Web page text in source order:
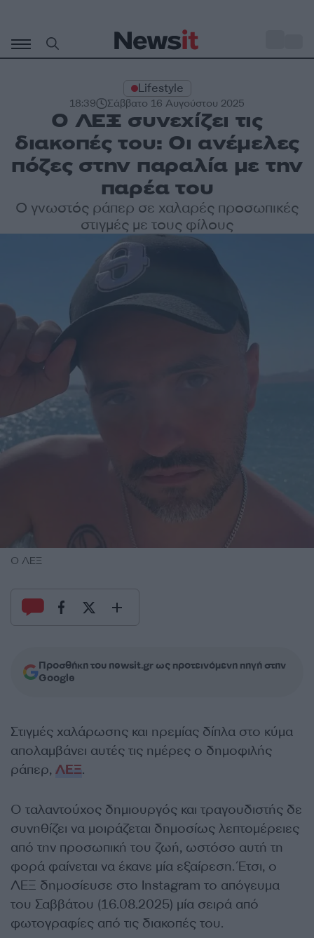
περιεχόμενο
Lifestyle
18:39 Σάββατο 16 Αυγούστου 2025
Ο ΛΕΞ συνεχίζει τις
διακοπές του: Οι ανέμελες
πόζες στην παραλία με την
παρέα του
Ο γνωστός ράπερ σε χαλαρές προσωπικές
στιγμές με τους φίλους
Ο ΛΕΞ
Προσθήκη του newsit.gr ως προτεινόμενη πηγή στην
Google
Στιγμές χαλάρωσης και ηρεμίας δίπλα στο κύμα
απολαμβάνει αυτές τις ημέρες ο δημοφιλής
ράπερ, ΛΕΞ.
Ο ταλαντούχος δημιουργός και τραγουδιστής δε
συνηθίζει να μοιράζεται δημοσίως λεπτομέρειες
από την προσωπική του ζωή, ωστόσο αυτή τη
φορά φαίνεται να έκανε μία εξαίρεση. Έτσι, ο
ΛΕΞ δημοσίευσε στο Instagram το απόγευμα
του Σαββάτου (16.08.2025) μία σειρά από
φωτογραφίες από τις διακοπές του.